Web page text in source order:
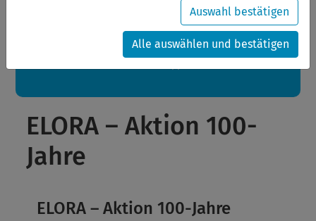
Ihre Bestellungen in diesem Zeitraum werden ab dem
24.08.2026 verschickt.
Eine schöne Sommerpause
ELORA – Aktion 100-
Jahre
ELORA – Aktion 100-Jahre
Auswahl bestätigen
Alle auswählen und bestätigen